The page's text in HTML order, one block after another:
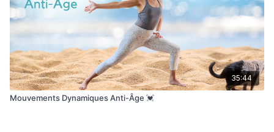
35:44
Mouvements Dynamiques Anti-Âge 💓